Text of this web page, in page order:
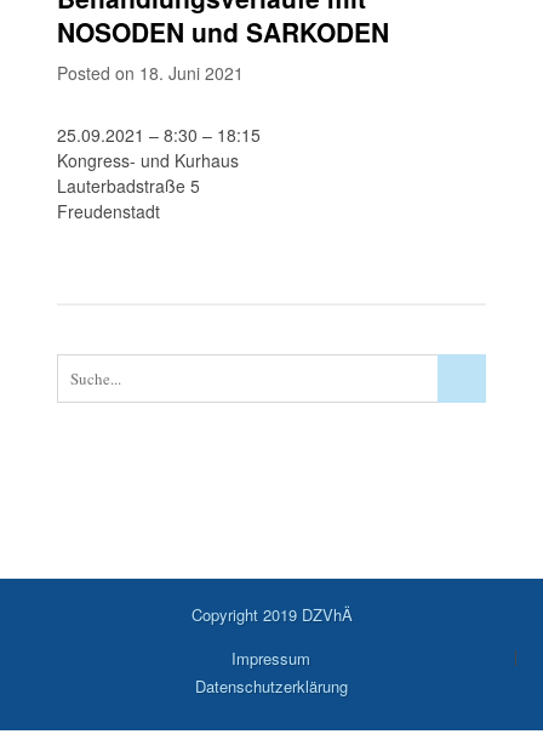
NOSODEN und SARKODEN
Posted on 18. Juni 2021
25.09.2021 – 8:30 – 18:15
Kongress- und Kurhaus
Lauterbadstraße 5
Freudenstadt
Copyright 2019 DZVhÄ
Impressum
Datenschutzerklärung